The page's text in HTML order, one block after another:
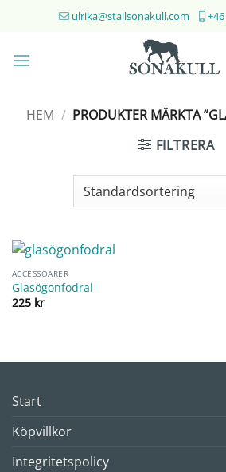
ulrika@stallsonakull.com
HEM / PRODUKTER MÄRKTA
FILTRERA
ACCESSOARER
Glasögonfodral
225 kr
Start
Köpvillkor
Integritetspolicy